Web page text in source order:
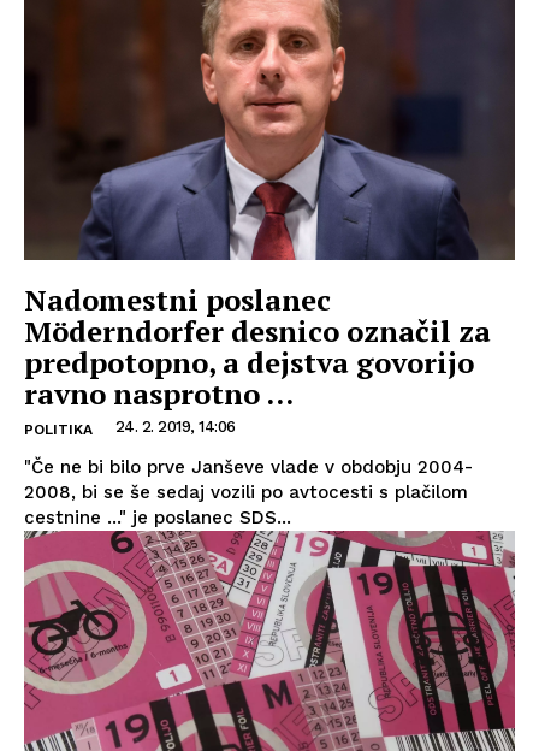
Nadomestni poslanec
Möderndorfer desnico označil za
predpotopno, a dejstva govorijo
ravno nasprotno …
POLITIKA 24. 2. 2019, 14:06
"Če ne bi bilo prve Janševe vlade v obdobju 2004-
2008, bi se še sedaj vozili po avtocesti s plačilom
cestnine ..." je poslanec SDS...